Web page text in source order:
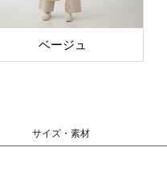
サイズ・素材
ベージュ